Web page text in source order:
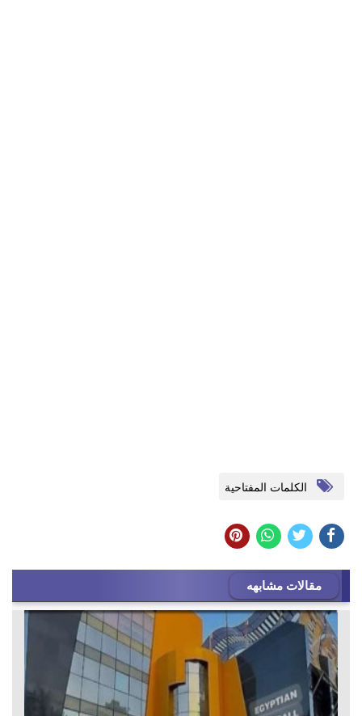
الكلمات المفتاحية
مقالات مشابهه